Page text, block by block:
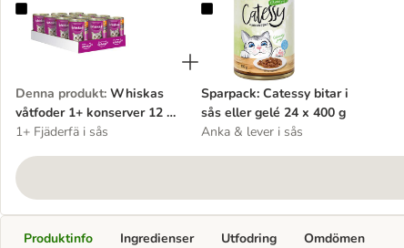
Whiskas våtfoder 1+ konserver 12 x 400 g
Denna produkt: Whiskas
våtfoder 1+ konserver 12 x
400 g
1+ Fjäderfä i sås
Sparpack: Catessy bitar i sås eller
Sparpack: Catessy bitar i
sås eller gelé 24 x 400 g
Anka & lever i sås
Produktinfo Ingredienser Utfodring Omdömen